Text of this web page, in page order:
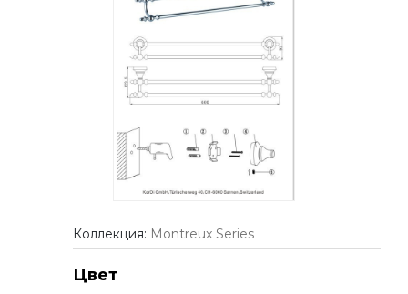
Коллекция: Montreux Series
Цвет